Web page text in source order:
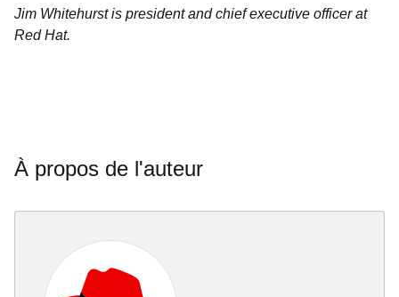
Jim Whitehurst is president and chief executive officer at
Red Hat.
À propos de l'auteur